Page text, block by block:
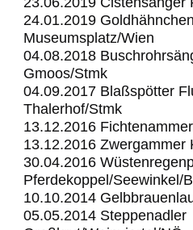
24.01.2019
Museumsplatz/Wien
04.08.2018
Gmoos/Stmk
04.09.2017 Blaßspötter
Thalerhof/Stmk
13.12.2016
13.12.2016 Zwergammer
30.04.2016
Pferdekoppel/Seewinkel/
10.10.2014
05.05.2014 Steppenadler